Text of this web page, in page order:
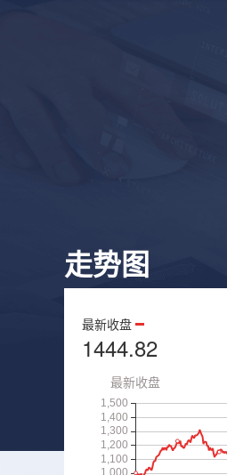
走势图
最新收盘
1444.82